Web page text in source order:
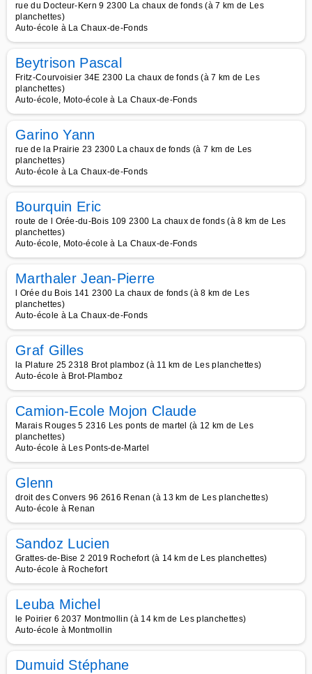
rue du Docteur-Kern 9 2300 La chaux de fonds (à 7 km de Les
planchettes)
Auto-école à La Chaux-de-Fonds
Beytrison Pascal
Fritz-Courvoisier 34E 2300 La chaux de fonds (à 7 km de Les
planchettes)
Auto-école, Moto-école à La Chaux-de-Fonds
Garino Yann
rue de la Prairie 23 2300 La chaux de fonds (à 7 km de Les
planchettes)
Auto-école à La Chaux-de-Fonds
Bourquin Eric
route de l Orée-du-Bois 109 2300 La chaux de fonds (à 8 km de Les
planchettes)
Auto-école, Moto-école à La Chaux-de-Fonds
Marthaler Jean-Pierre
l Orée du Bois 141 2300 La chaux de fonds (à 8 km de Les
planchettes)
Auto-école à La Chaux-de-Fonds
Graf Gilles
la Plature 25 2318 Brot plamboz (à 11 km de Les planchettes)
Auto-école à Brot-Plamboz
Camion-Ecole Mojon Claude
Marais Rouges 5 2316 Les ponts de martel (à 12 km de Les
planchettes)
Auto-école à Les Ponts-de-Martel
Glenn
droit des Convers 96 2616 Renan (à 13 km de Les planchettes)
Auto-école à Renan
Sandoz Lucien
Grattes-de-Bise 2 2019 Rochefort (à 14 km de Les planchettes)
Auto-école à Rochefort
Leuba Michel
le Poirier 6 2037 Montmollin (à 14 km de Les planchettes)
Auto-école à Montmollin
Dumuid Stéphane